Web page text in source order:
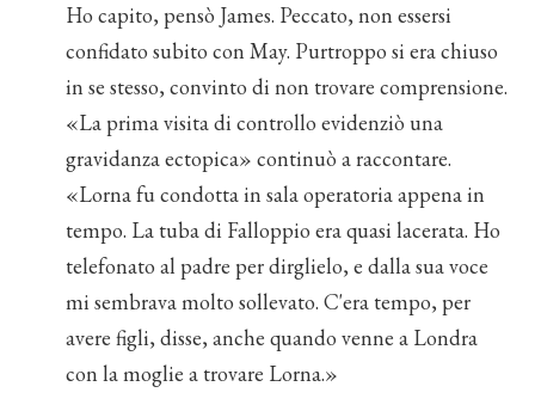
Ho capito, pensò James. Peccato, non essersi
confidato subito con May. Purtroppo si era chiuso
in se stesso, convinto di non trovare comprensione.
«La prima visita di controllo evidenziò una
gravidanza ectopica» continuò a raccontare.
«Lorna fu condotta in sala operatoria appena in
tempo. La tuba di Falloppio era quasi lacerata. Ho
telefonato al padre per dirglielo, e dalla sua voce
mi sembrava molto sollevato. C'era tempo, per
avere figli, disse, anche quando venne a Londra
con la moglie a trovare Lorna.»